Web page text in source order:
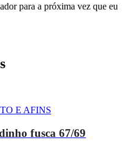
para a próxima vez que eu
E AFINS
fusca 67/69